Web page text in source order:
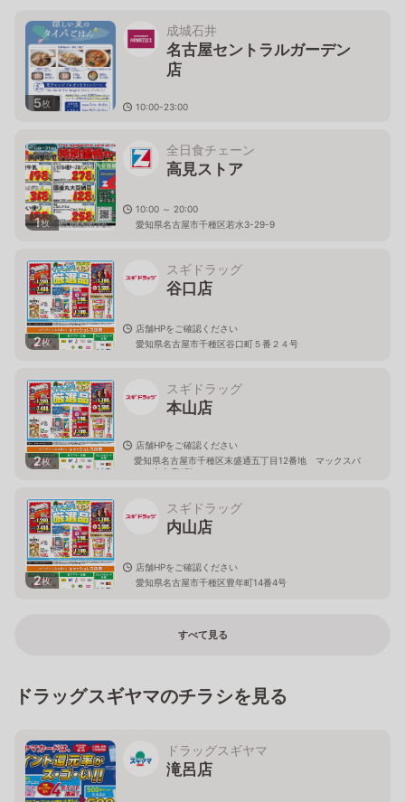
5枚
成城石井
名古屋セントラルガーデン
店
10:00-23:00
1枚
全日食チェーン
高見ストア
10:00 ～ 20:00
愛知県名古屋市千種区若水3-29-9
2枚
スギドラッグ
谷口店
店舗HPをご確認ください
愛知県名古屋市千種区谷口町５番２４号
2枚
スギドラッグ
本山店
店舗HPをご確認ください
愛知県名古屋市千種区末盛通五丁目12番地 マックスバ
リュ本山店2階
2枚
スギドラッグ
内山店
店舗HPをご確認ください
愛知県名古屋市千種区豊年町14番4号
すべて見る
ドラッグスギヤマのチラシを見る
ドラッグスギヤマ
滝呂店